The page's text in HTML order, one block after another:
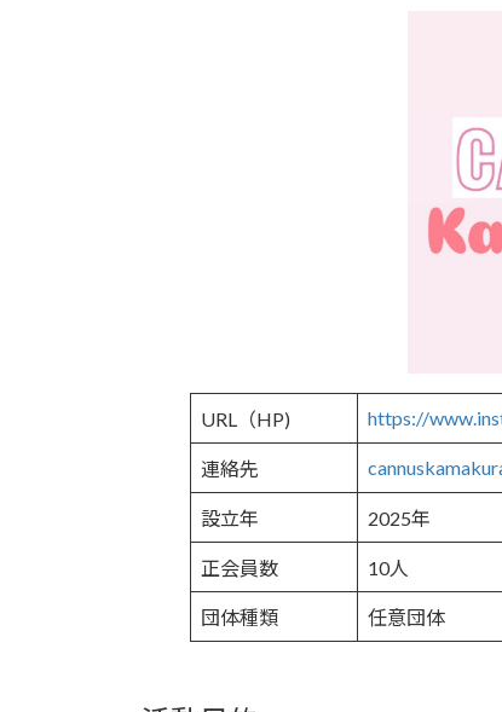
URL（HP) https://
連絡先
設立年 2025年
正会員数 10人
団体種類 任意団体